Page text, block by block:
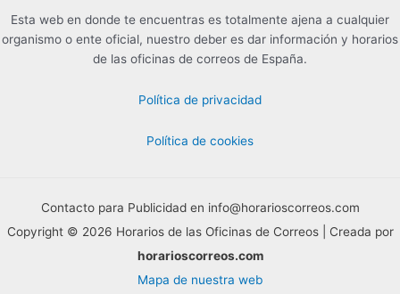
Esta web en donde te encuentras es totalmente ajena a cualquier
organismo o ente oficial, nuestro deber es dar información y horarios
de las oficinas de correos de España.
Política de privacidad
Política de cookies
Contacto para Publicidad en info@horarioscorreos.com
Copyright © 2026 Horarios de las Oficinas de Correos | Creada por
horarioscorreos.com
Mapa de nuestra web